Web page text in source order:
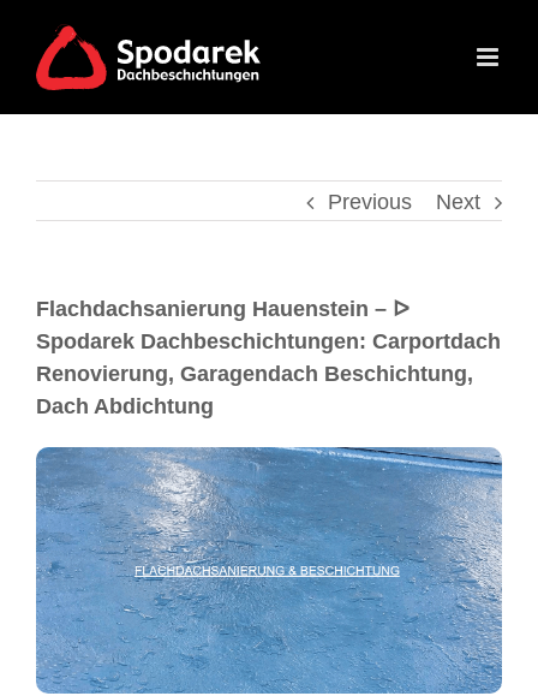
Previous Next
Flachdachsanierung Hauenstein – ᐅ
Spodarek Dachbeschichtungen: Carportdach
Renovierung, Garagendach Beschichtung,
Dach Abdichtung